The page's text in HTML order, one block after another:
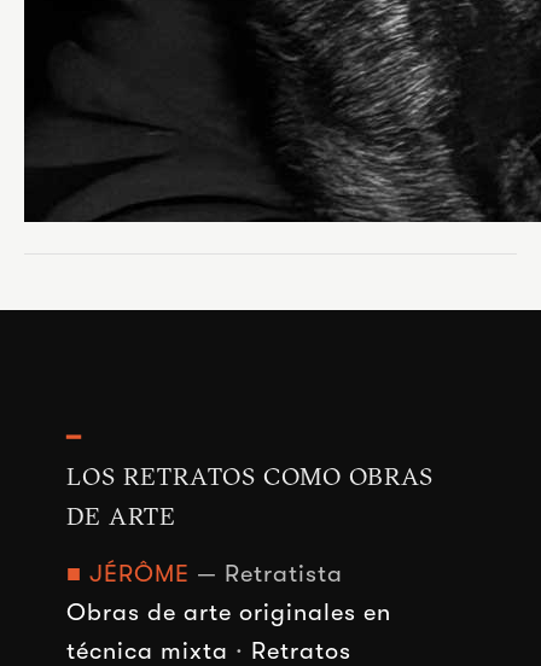
━
LOS RETRATOS COMO OBRAS
DE ARTE
■ JÉRÔME — Retratista
Obras de arte originales en
técnica mixta · Retratos